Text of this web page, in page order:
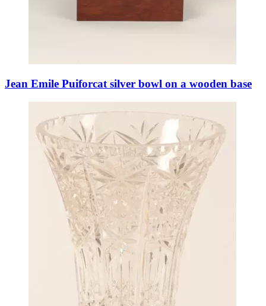
Jean Emile Puiforcat silver bowl on a wooden base